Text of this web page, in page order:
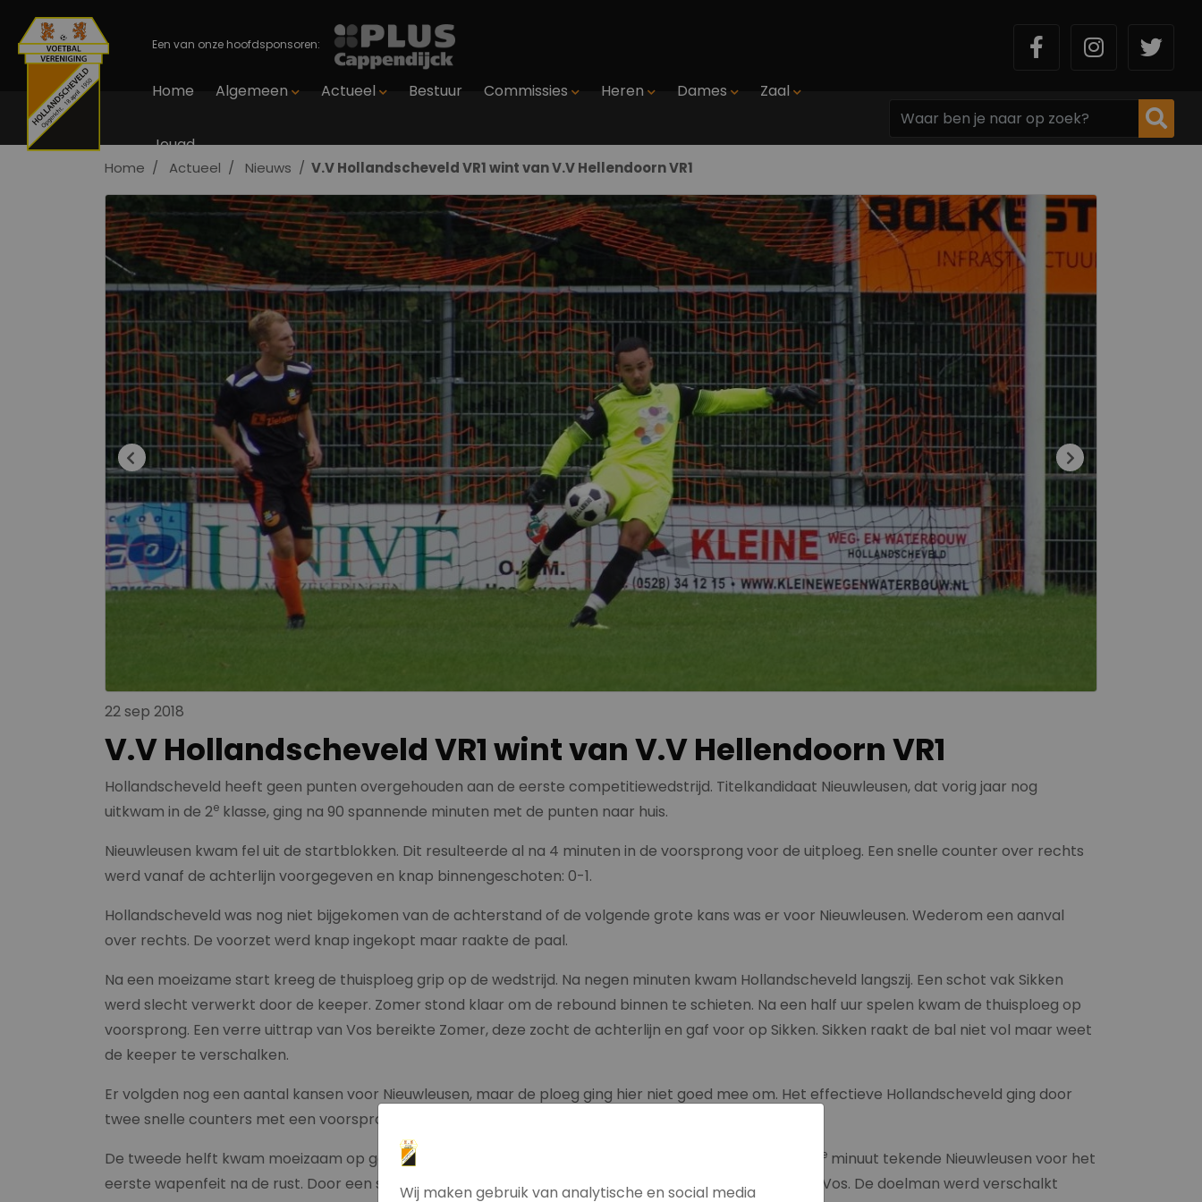
Een van onze hoofdsponsoren:
Home Algemeen Actueel Bestuur Commissies Heren Dames Zaal
Jeugd
Home Actueel Nieuws V.V Hollandscheveld VR1 wint van V.V Hellendoorn VR1
22 sep 2018
V.V Hollandscheveld VR1 wint van V.V Hellendoorn VR1
Hollandscheveld heeft geen punten overgehouden aan de eerste competitiewedstrijd. Titelkandidaat Nieuwleusen, dat vorig jaar nog
uitkwam in de 2e klasse, ging na 90 spannende minuten met de punten naar huis.
Nieuwleusen kwam fel uit de startblokken. Dit resulteerde al na 4 minuten in de voorsprong voor de uitploeg. Een snelle counter over rechts
werd vanaf de achterlijn voorgegeven en knap binnengeschoten: 0-1.
Hollandscheveld was nog niet bijgekomen van de achterstand of de volgende grote kans was er voor Nieuwleusen. Wederom een aanval
over rechts. De voorzet werd knap ingekopt maar raakte de paal.
Na een moeizame start kreeg de thuisploeg grip op de wedstrijd. Na negen minuten kwam Hollandscheveld langszij. Een schot vak Sikken
werd slecht verwerkt door de keeper. Zomer stond klaar om de rebound binnen te schieten. Na een half uur spelen kwam de thuisploeg op
voorsprong. Een verre uittrap van Vos bereikte Zomer, deze zocht de achterlijn en gaf voor op Sikken. Sikken raakt de bal niet vol maar weet
de keeper te verschalken.
Er volgden nog een aantal kansen voor Nieuwleusen, maar de ploeg ging hier niet goed mee om. Het effectieve Hollandscheveld ging door
twee snelle counters met een voorsprong de rust in.
De tweede helft kwam moeizaam op gang. Na een uur spelen voerde Nieuwleusen de druk op. In de 67
e minuut tekende Nieuwleusen voor het
eerste wapenfeit na de rust. Door een slimme vrije bal kwam de spits van Nieuwleusen oog in oog met Vos. De doelman werd verschalkt
Wij maken gebruik van analytische en social media